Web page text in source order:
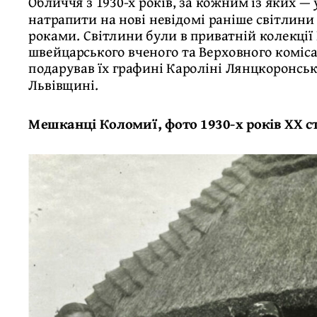
натрапити на нові невідомі раніше
роками. Світлини були в приватній
швейцарського вченого та Верховного
подарував їх графині Кароліні
Львівщині.
Мешканці Коломиї, фото 1930-х років ХХ